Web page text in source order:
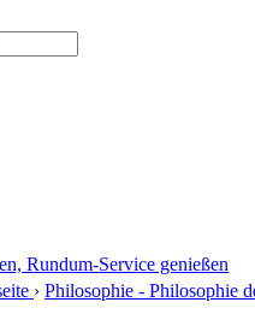
Rundum-Service genießen
› Philosophie - Philosophie